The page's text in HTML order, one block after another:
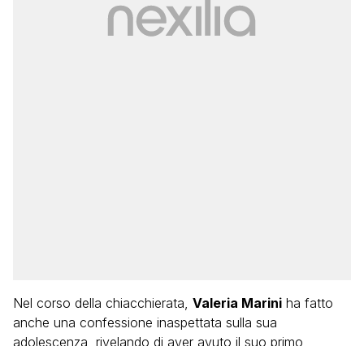
Nel corso della chiacchierata, Valeria Marini ha fatto
anche una confessione inaspettata sulla sua
adolescenza, rivelando di aver avuto il suo primo